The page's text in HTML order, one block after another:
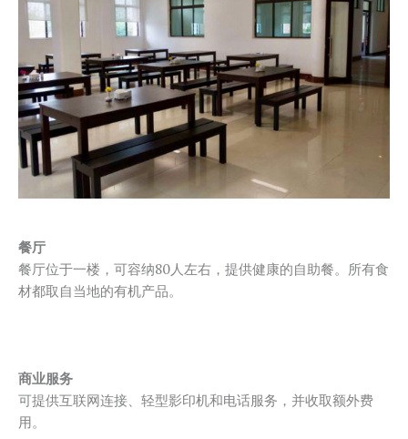
餐厅
餐厅位于一楼，可容纳80人左右，提供健康的自助餐。所有食
材都取自当地的有机产品。
商业服务
可提供互联网连接、轻型影印机和电话服务，并收取额外费
用。